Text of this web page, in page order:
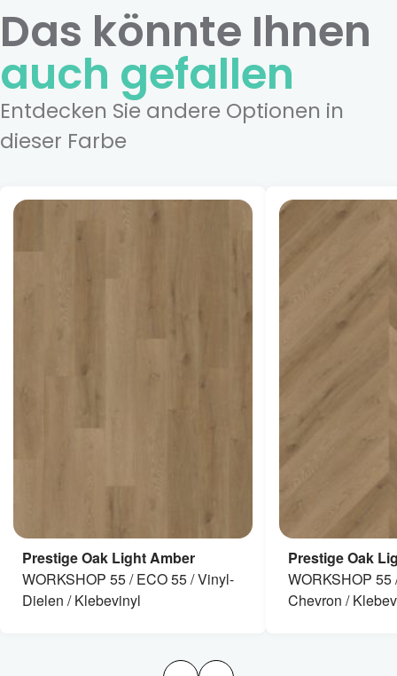
Das könnte Ihnen
auch gefallen
Entdecken Sie andere Optionen in
dieser Farbe
Prestige Oak Light Amber
WORKSHOP 55 / ECO 55 / Vinyl-
Dielen / Klebevinyl
Prestige Oak
WORKSHOP 55
Chevron /